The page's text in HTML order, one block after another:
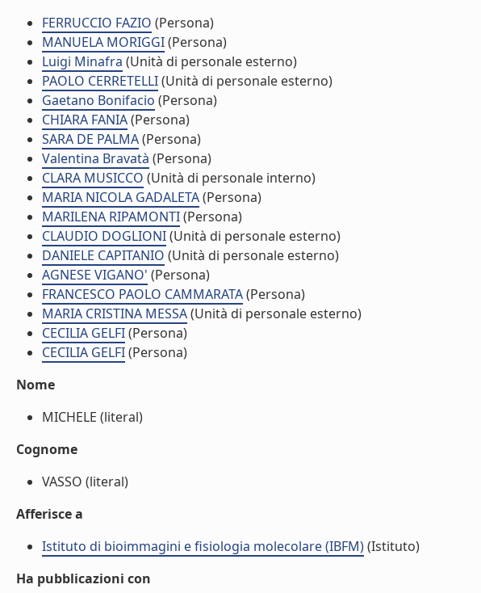
FERRUCCIO FAZIO (Persona)
MANUELA MORIGGI(Persona)
Luigi Minafra (Unità di personale esterno)
PAOLO CERRETELLI(Unità di personale esterno)
Gaetano Bonifacio (Persona)
CHIARA FANIA(Persona)
SARA DE PALMA(Persona)
Valentina Bravatà (Persona)
CLARA MUSICCO (Unità di personale interno)
MARIA NICOLA GADALETA(Persona)
MARILENA RIPAMONTI(Persona)
CLAUDIO DOGLIONI(Unità di personale esterno)
DANIELE CAPITANIO (Unità di personale esterno)
AGNESE VIGANO' (Persona)
FRANCESCO PAOLO CAMMARATA(Persona)
MARIA CRISTINA MESSA(Unità di personale esterno)
CECILIA GELFI(Persona)
CECILIA GELFI(Persona)
Nome
MICHELE (literal)
Cognome
VASSO (literal)
Afferisce a
Istituto di bioimmagini e fisiologia molecolare (IBFM)(Istituto)
Ha pubblicazioni con